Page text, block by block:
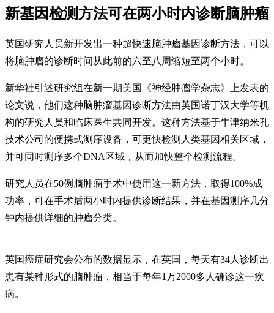
新基因检测方法可在两小时内诊断脑肿瘤
英国研究人员新开发出一种超快速脑肿瘤基因诊断方法，可以
将脑肿瘤的诊断时间从此前的六至八周缩短至两个小时。
新华社引述研究组在新一期美国《神经肿瘤学杂志》上发表的
论文说，他们这种脑肿瘤基因诊断方法由英国诺丁汉大学等机
构的研究人员和临床医生共同开发。这种方法基于牛津纳米孔
技术公司的便携式测序设备，可更快检测人类基因相关区域，
并可同时测序多个DNA区域，从而加快整个检测流程。
研究人员在50例脑肿瘤手术中使用这一新方法，取得100%成
功率，可在手术后两小时内提供诊断结果，并在基因测序几分
钟内提供详细的肿瘤分类。
英国癌症研究会公布的数据显示，在英国，每天有34人诊断出
患有某种形式的脑肿瘤，相当于每年1万2000多人确诊这一疾
病。